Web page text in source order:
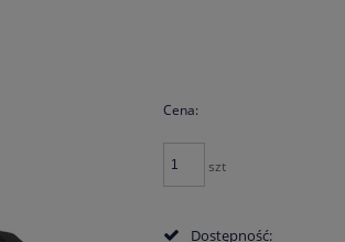
Cena:
szt
Dostępność: